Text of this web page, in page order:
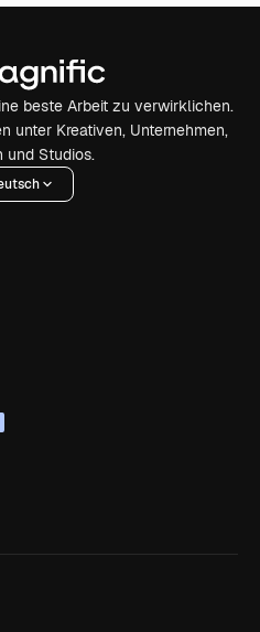
beste Arbeit zu verwirklichen.
unter Kreativen, Unternehmen,
und Studios.